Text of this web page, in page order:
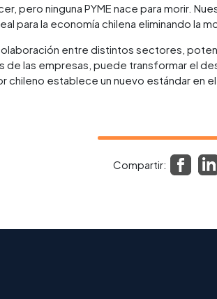
pero ninguna PYME nace para morir.
para la economía chilena eliminando la
entre distintos sectores,
de las empresas, puede transformar el
establece un nuevo estándar en
Compartir: